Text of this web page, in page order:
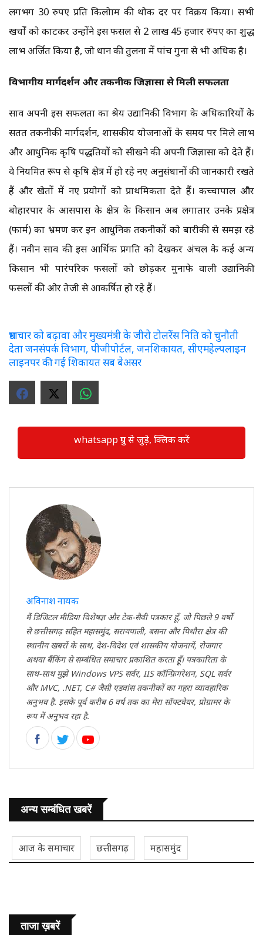
लगभग 30 रुपए प्रति किलोग्राम की थोक दर पर विक्रय किया। सभी
खर्चों को काटकर उन्होंने इस फसल से 2 लाख 45 हजार रुपए का शुद्ध
लाभ अर्जित किया है, जो धान की तुलना में पांच गुना से भी अधिक है।
विभागीय मार्गदर्शन और तकनीकी जिज्ञासा से मिली सफलता
साव अपनी इस सफलता का श्रेय उद्यानिकी विभाग के अधिकारियों के
सतत तकनीकी मार्गदर्शन, शासकीय योजनाओं के समय पर मिले लाभ
और आधुनिक कृषि पद्धतियों को सीखने की अपनी जिज्ञासा को देते हैं।
वे नियमित रूप से कृषि क्षेत्र में हो रहे नए अनुसंधानों की जानकारी रखते
हैं और खेतों में नए प्रयोगों को प्राथमिकता देते हैं। कच्चापाल और
बोहारपार के आसपास के क्षेत्र के किसान अब लगातार उनके प्रक्षेत्र
(फार्म) का भ्रमण कर इन आधुनिक तकनीकों को बारीकी से समझ रहे
हैं। नवीन साव की इस आर्थिक प्रगति को देखकर अंचल के कई अन्य
किसान भी पारंपरिक फसलों को छोड़कर मुनाफे वाली उद्यानिकी
फसलों की ओर तेजी से आकर्षित हो रहे हैं।
भ्रष्टाचार को बढ़ावा और मुख्यमंत्री के जीरो टोलरेंस निति को चुनौती
देता जनसंपर्क विभाग, पीजीपोर्टल, जनशिकायत, सीएमहेल्पलाइन
लाइनपर की गई शिकायत सब बेअसर
whatsapp ग्रुप से जुड़े, क्लिक करें
अविनाश नायक
मैं डिजिटल मीडिया विशेषज्ञ और टेक-सैवी पत्रकार हूँ, जो पिछले 9 वर्षों
से छत्तीसगढ़ सहित महासमुंद, सरायपाली, बसना और पिथौरा क्षेत्र की
स्थानीय खबरों के साथ, देश-विदेश एवं शासकीय योजनायें, रोजगार
अथवा बैंकिंग से सम्बंधित समाचार प्रकाशित करता हूँ। पत्रकारिता के
साथ-साथ मुझे Windows VPS सर्वर, IIS कॉन्फ़िगरेशन, SQL सर्वर
और MVC, .NET, C# जैसी एडवांस तकनीकों का गहरा व्यावहारिक
अनुभव है. इसके पूर्व करीब 6 वर्ष तक का मेरा सॉफ्टवेयर, प्रोग्रामर के
रूप में अनुभव रहा है.
अन्य सम्बंधित खबरें
आज के समाचार छत्तीसगढ़ महासमुंद
ताजा ख़बरें